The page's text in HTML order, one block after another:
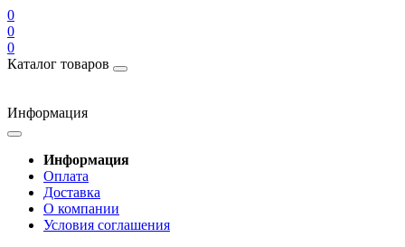
0
0
0
Каталог товаров
Информация
Информация
Оплата
Доставка
О компании
Условия соглашения